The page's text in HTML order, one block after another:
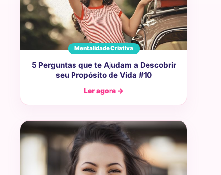
Mentalidade Criativa
5 Perguntas que te Ajudam a Descobrir
seu Propósito de Vida #10
Ler agora →